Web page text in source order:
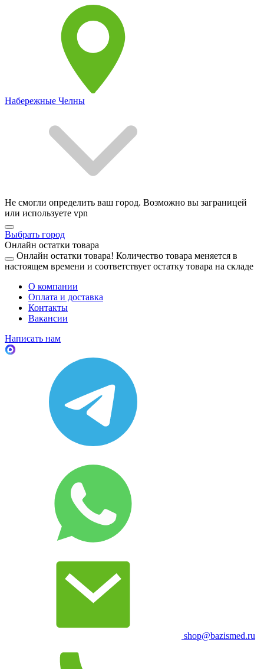
Набережные Челны
Не смогли определить ваш город. Возможно вы заграницей
или используете vpn
Выбрать город
Онлайн остатки товара
Онлайн остатки товара! Количество товара меняется в
настоящем времени и соответствует остатку товара на складе
О компании
Оплата и доставка
Контакты
Вакансии
Написать нам
shop@bazismed.ru